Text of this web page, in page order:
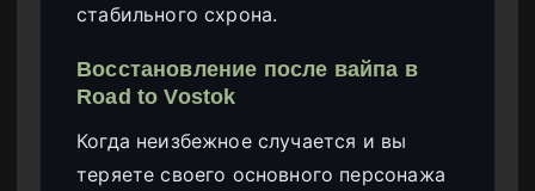
стабильного схрона.
Восстановление после вайпа в
Road to Vostok
Когда неизбежное случается и вы
теряете своего основного персонажа